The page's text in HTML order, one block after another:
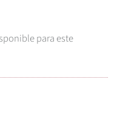
para este